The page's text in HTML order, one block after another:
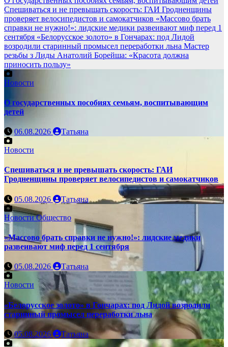
Спешиваться и не превышать скорость: ГАИ Гродненщины
проверяет велосипедистов и самокатчиков «Массово брать
справки не нужно!»: лидские медики развеивают миф перед 1
сентября «Белорусское золото» в Гончарах: под Лидой
возродили старинный промысел переработки льна Мастер
резьбы з Лиды Анатолий Борейша: «Красота должна
приносить пользу»
Новости
О государственных пособиях семьям, воспитывающим
детей
06.08.2026 Татьяна
Новости
Спешиваться и не превышать скорость: ГАИ
Гродненщины проверяет велосипедистов и самокатчиков
05.08.2026 Татьяна
НовостиОбщество
«Массово брать справки не нужно!»: лидские медики
развеивают миф перед 1 сентября
05.08.2026 Татьяна
Новости
«Белорусское золото» в Гончарах: под Лидой возродили
старинный промысел переработки льна
05.08.2026 Татьяна